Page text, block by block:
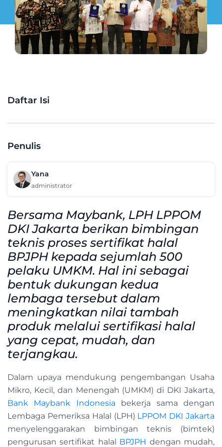
Daftar Isi
Penulis
Yana
administrator
Bersama Maybank, LPH LPPOM
DKI Jakarta berikan bimbingan
teknis proses sertifikat halal
BPJPH kepada sejumlah 500
pelaku UMKM. Hal ini sebagai
bentuk dukungan kedua
lembaga tersebut dalam
meningkatkan nilai tambah
produk melalui sertifikasi halal
yang cepat, mudah, dan
terjangkau.
Dalam upaya mendukung pengembangan Usaha
Mikro, Kecil, dan Menengah (UMKM) di DKI Jakarta,
Bank Maybank Indonesia bekerja sama dengan
Lembaga Pemeriksa Halal (LPH) LPPOM DKI Jakarta
menyelenggarakan bimbingan teknis (bimtek)
pengurusan sertifikat halal BPJPH dengan mudah,